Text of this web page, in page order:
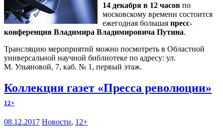
14 декабря в 12 часов по
московскому времени состоится
ежегодная большая пресс-
конференция Владимира Владимировича Путина.
Трансляцию мероприятий можно посмотреть в Областной
универсальной научной библиотеке по адресу: ул.
М. Ульяновой, 7, каб. № 1, первый этаж.
Коллекция газет «Пресса революции»
12+
08.12.2017 Новости, 12+